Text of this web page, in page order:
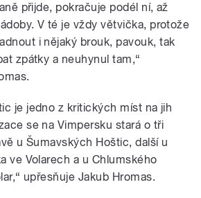
přijde, pokračuje podél ní, až
V té je vždy větvička, protože
i nějaký brouk, pavouk, tak
zpátky a neuhynul tam,“
je jedno z kritických míst na jih
se na Vimpersku stará o tři
u Šumavských Hoštic, další u
ve Volarech a u Chlumského
upřesňuje Jakub Hromas.